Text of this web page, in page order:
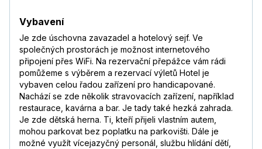
Vybavení
Je zde úschovna zavazadel a hotelový sejf. Ve
společných prostorách je možnost internetového
připojení přes WiFi. Na rezervační přepážce vám rádi
pomůžeme s výběrem a rezervací výletů Hotel je
vybaven celou řadou zařízení pro handicapované.
Nachází se zde několik stravovacích zařízení, například
restaurace, kavárna a bar. Je tady také hezká zahrada.
Je zde dětská herna. Ti, kteří přijeli vlastním autem,
mohou parkovat bez poplatku na parkovišti. Dále je
možné využít vícejazyčný personál, službu hlídání dětí,